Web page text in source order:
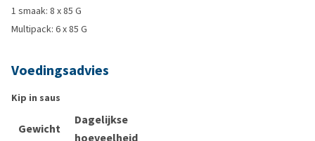
1 smaak: 8 x 85 G
Multipack: 6 x 85 G
Voedingsadvies
Kip in saus
Gewicht
Dagelijkse
hoeveelheid